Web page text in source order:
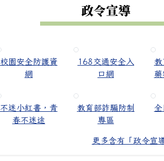
政令宣導
校園安全防護資
網
168交通安全入
口網
教
不迷小紅書，青
春不迷途
教育部詐騙防制
專區
全
更多含有「政令宣